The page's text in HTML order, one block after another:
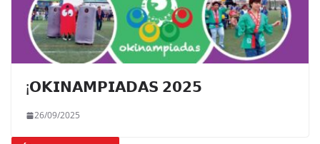
¡𝗢𝗞𝗜𝗡𝗔𝗠𝗣𝗜𝗔𝗗𝗔𝗦 𝟮𝟬𝟮𝟱
26/09/2025